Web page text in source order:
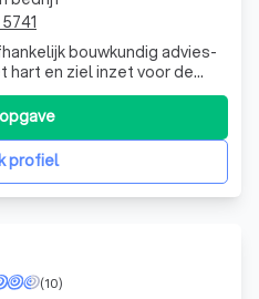
bouwkundig advies-
hart en ziel inzet voor de
van onze
35 jaar ervaring in de
aan kennis en inzicht in
regelgeving. O
profiel
(10)